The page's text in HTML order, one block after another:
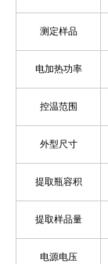
测定样品
电加热功率
控温范围
外型尺寸
提取瓶容积
提取样品量
电源电压